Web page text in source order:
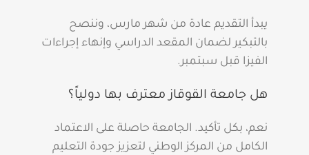
يبدأ التقديم عادة من شهر مارس، وننصح
بالتبكير لضمان المقعد الدراسي وإنهاء إجراءات
الفيزا قبل سبتمبر.
هل جامعة القوقاز معترف بها دولياً؟
نعم، بكل تأكيد. الجامعة حاصلة على الاعتماد
الكامل من المركز الوطني لتعزيز جودة التعليم